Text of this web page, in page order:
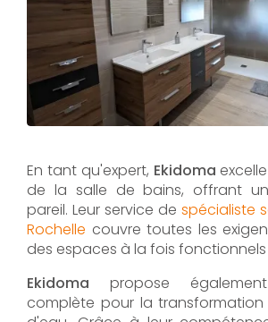
En tant qu'expert, Ekidoma
de la salle de bains, offrant
pareil. Leur service de spécialiste
Rochelle couvre toutes les
des espaces à la fois
Ekidoma propose
complète pour la